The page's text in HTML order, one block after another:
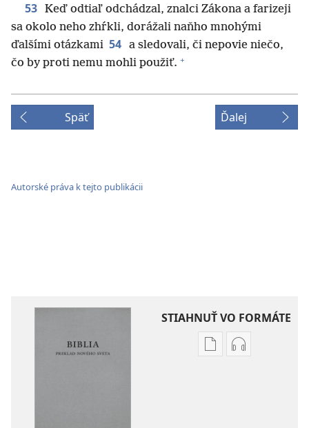
53 Keď odtiaľ odchádzal, znalci Zákona a farizeji
sa okolo neho zhŕkli, dorážali naňho mnohými
ďalšími otázkami 54 a sledovali, či nepovie niečo,
čo by proti nemu mohli použiť. +
Späť Ďalej
Autorské práva k tejto publikácii
STIAHNUŤ VO FORMÁTE
MožnostiMožnosti